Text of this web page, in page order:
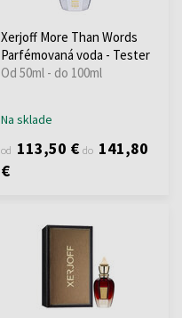
Xerjoff More Than Words
Parfémovaná voda - Tester
Od 50ml - do 100ml
Na sklade
od 113,50 € do 141,80
€